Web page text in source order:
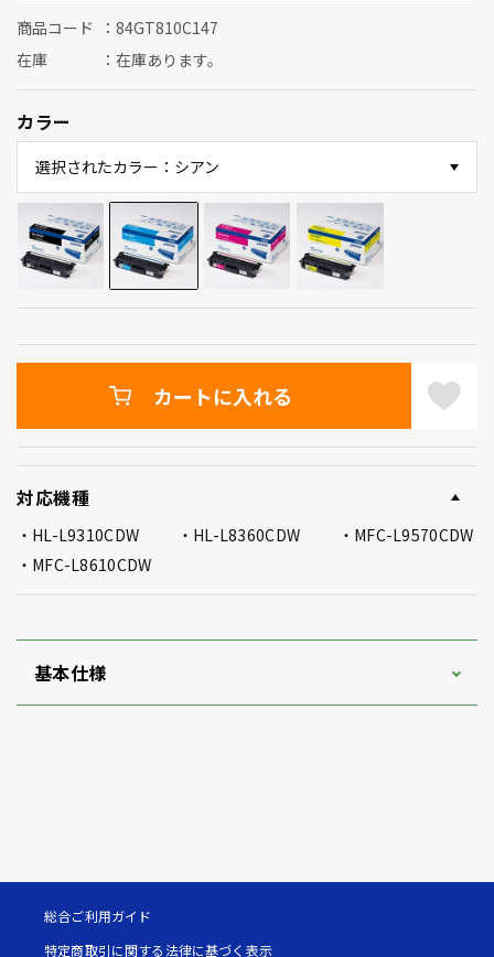
商品コード
84GT810C147
在庫
在庫あります。
カラー
選択されたカラー：シアン
カートに入れる
対応機種
HL-L9310CDW HL-L8360CDW
MFC-L9570CDW
MFC-L8610CDW
基本仕様
総合ご利用ガイド
特定商取引に関する法律に基づく表示